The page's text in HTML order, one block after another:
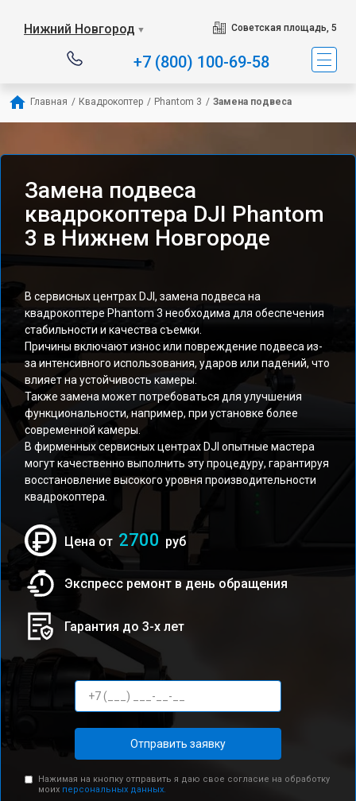
Нижний Новгород ▼ Советская площадь, 5
+7 (800) 100-69-58
Главная / Квадрокоптер / Phantom 3 / Замена подвеса
Замена подвеса
квадрокоптера DJI Phantom
3 в Нижнем Новгороде
В сервисных центрах DJI, замена подвеса на
квадрокоптере Phantom 3 необходима для обеспечения
стабильности и качества съемки.
Причины включают износ или повреждение подвеса из-
за интенсивного использования, ударов или падений, что
влияет на устойчивость камеры.
Также замена может потребоваться для улучшения
функциональности, например, при установке более
современной камеры.
В фирменных сервисных центрах DJI опытные мастера
могут качественно выполнить эту процедуру, гарантируя
восстановление высокого уровня производительности
квадрокоптера.
Цена от 2700 руб
Экспресс ремонт в день обращения
Гарантия до 3-х лет
Отправить заявку
Нажимая на кнопку отправить я даю свое согласие на обработку
моих персональных данных.